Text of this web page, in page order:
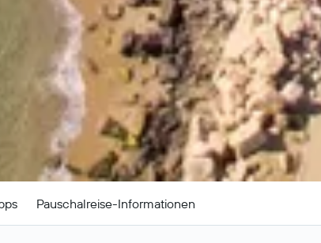
Pauschalreise-Informationen